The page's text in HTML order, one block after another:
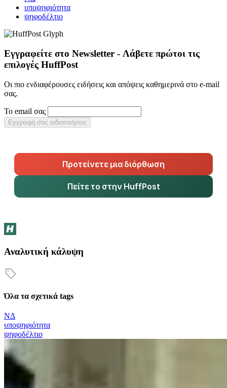
υποψηφιότητα
ψηφοδέλτιο
Εγγραφείτε στο Newsletter - Λάβετε πρώτοι τις
επιλογές HuffPost
Οι πιο ενδιαφέρουσες ειδήσεις και απόψεις καθημερινά στο e-mail
σας.
Το email σας
Εγγραφή στις ειδοποιήσεις
Προτείνετε μια διόρθωση
Πείτε το στην HuffPost
Αναλυτική κάλυψη
Όλα τα σχετικά tags
ΝΔ
υποψηφιότητα
ψηφοδέλτιο